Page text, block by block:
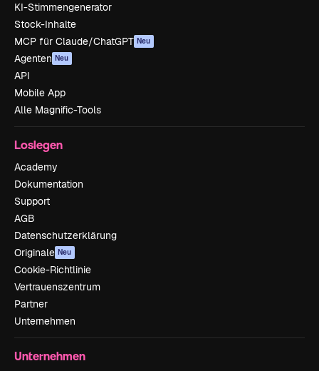
KI-Stimmengenerator
Stock-Inhalte
MCP für Claude/ChatGPT Neu
Agenten Neu
API
Mobile App
Alle Magnific-Tools
Loslegen
Academy
Dokumentation
Support
AGB
Datenschutzerklärung
Originale Neu
Cookie-Richtlinie
Vertrauenszentrum
Partner
Unternehmen
Unternehmen